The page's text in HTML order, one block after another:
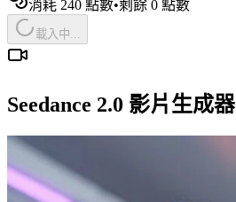
消耗 240 點數•剩餘 0 點數
載入中...
Seedance 2.0 影片生成器